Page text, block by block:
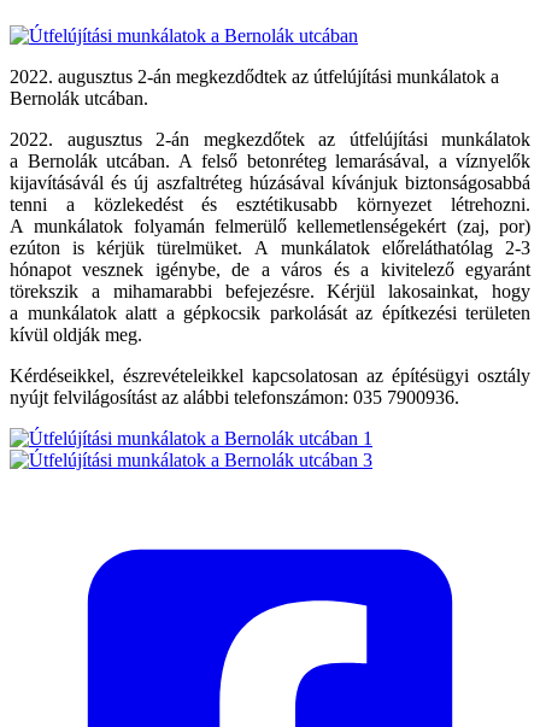
2022. augusztus 2-án megkezdődtek az útfelújítási munkálatok a
Bernolák utcában.
2022. augusztus 2-án megkezdőtek az útfelújítási munkálatok
a Bernolák utcában. A felső betonréteg lemarásával, a víznyelők
kijavításávál és új aszfaltréteg húzásával kívánjuk biztonságosabbá
tenni a közlekedést és esztétikusabb környezet létrehozni.
A munkálatok folyamán felmerülő kellemetlenségekért (zaj, por)
ezúton is kérjük türelmüket. A munkálatok előreláthatólag 2-3
hónapot vesznek igénybe, de a város és a kivitelező egyaránt
törekszik a mihamarabbi befejezésre. Kérjül lakosainkat, hogy
a munkálatok alatt a gépkocsik parkolását az építkezési területen
kívül oldják meg.
Kérdéseikkel, észrevételeikkel kapcsolatosan az építésügyi osztály
nyújt felvilágosítást az alábbi telefonszámon: 035 7900936.